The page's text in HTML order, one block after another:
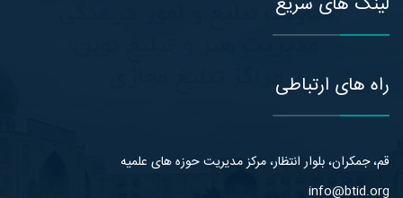
راه های ارتباطی
قم، جمکران، بلوار انتظار، مرکز مدیریت حوزه های علمیه
info@btid.org